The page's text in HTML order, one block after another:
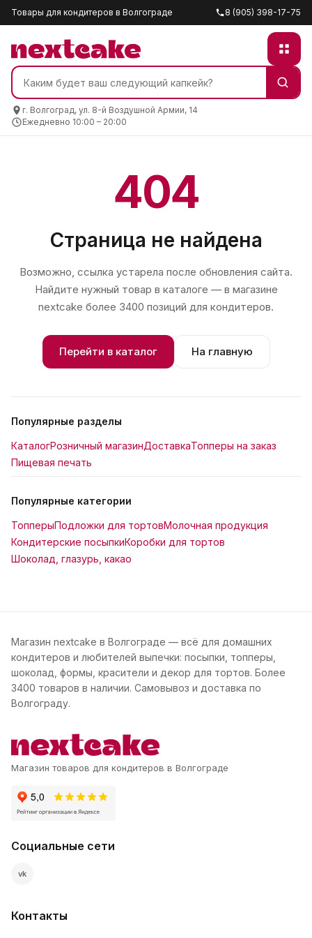
Товары для кондитеров в Волгограде 8 (905) 398-17-75
г. Волгоград, ул. 8-й Воздушной Армии, 14
Ежедневно 10:00 – 20:00
404
Страница не найдена
Возможно, ссылка устарела после обновления сайта.
Найдите нужный товар в каталоге — в магазине
nextcake более 3400 позиций для кондитеров.
Перейти в каталог На главную
Популярные разделы
КаталогРозничный магазинДоставкаТопперы на заказ
Пищевая печать
Популярные категории
ТопперыПодложки для тортовМолочная продукция
Кондитерские посыпкиКоробки для тортов
Шоколад, глазурь, какао
Магазин nextcake в Волгограде — всё для домашних
кондитеров и любителей выпечки: посыпки, топперы,
шоколад, формы, красители и декор для тортов. Более
3400 товаров в наличии. Самовывоз и доставка по
Волгограду.
Магазин товаров для кондитеров в Волгограде
Социальные сети
vk
Контакты